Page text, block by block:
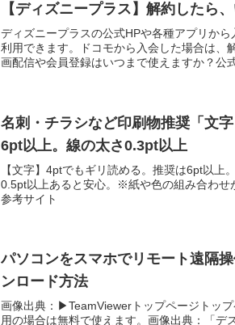
【ディズニープラス】解約したら
ディズニープラスの公式HPや各種アプリか
利用できます。ドコモから入会した場合は、
画配信や会員登録はいつまで使えますか？公
名刺・チラシなど印刷物推奨「文
6pt以上。線の太さ0.3pt以上
【文字】4ptでもギリ読める。推奨は6pt以
0.5pt以上あると安心。※紙や色の組み合わせ
参考サイト
パソコンをスマホでリモート遠隔
ンロード方法
画像出典：▶TeamViewerトップページトッ
用の場合は無料で使えます。画像出典：「デ